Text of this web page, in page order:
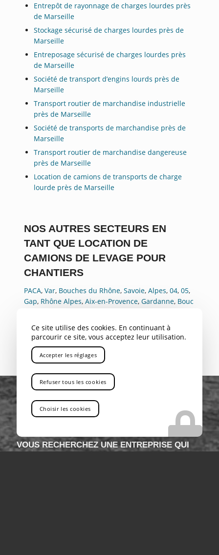
Entrepôt de rayonnage de charges lourdes près
de Marseille
Stockage sécurisé de charges lourdes près de
Marseille
Entreposage sécurisé de charges lourdes près
de Marseille
Société de transport d’engins lourds près de
Marseille
Transport routier de marchandise industrielle
près de Marseille
Société de transports de marchandise près de
Marseille
Transport routier de marchandise dangereuse
près de Marseille
Location de camions de transports de charge
lourde près de Marseille
NOS AUTRES SECTEURS EN
TANT QUE LOCATION DE
CAMIONS DE LEVAGE POUR
CHANTIERS
PACA, Var, Bouches du Rhône, Savoie, Alpes, 04, 05,
Gap, Rhône Alpes, Aix-en-Provence, Gardanne, Bouc
Avignon
Cannes , Antibes,
VOUS RECHERCHEZ UNE ENTREPRISE QUI
Ce site utilise des cookies. En continuant à
parcourir ce site, vous acceptez leur utilisation.
Accepter les réglages
Refuser tous les cookies
Choisir les cookies